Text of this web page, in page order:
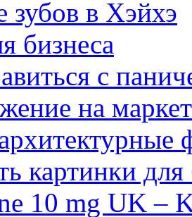
зубов в Хэйхэ
бизнеса
с
на
картинки
10 mg UK –